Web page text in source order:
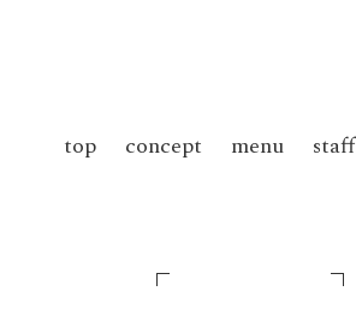
top concept menu staff